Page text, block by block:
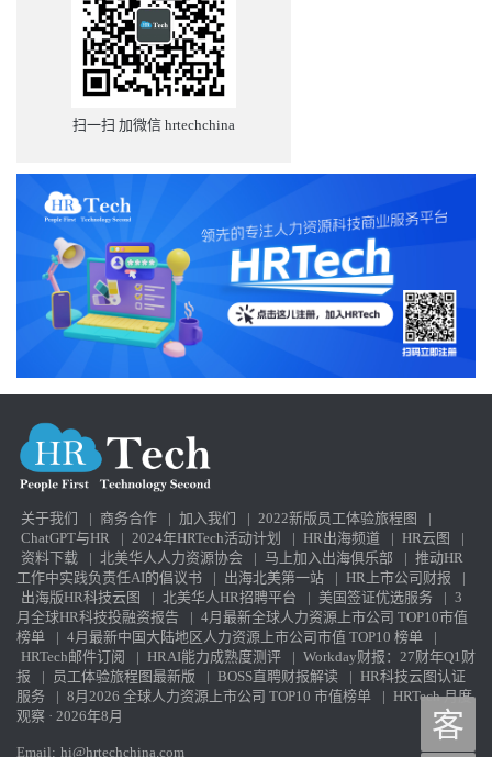
扫一扫 加微信 hrtechchina
关于我们 | 商务合作 | 加入我们 | 2022新版员工体验旅程图
|
ChatGPT与HR
| 2024年HRTech活动计划 | HR出海频道 | HR云图
|
资料下载
| 北美华人人力资源协会 | 马上加入出海俱乐部 | 推动HR
工作中实践负责任AI的倡议书
| 出海北美第一站 | HR上市公司财报
|
出海版HR科技云图
| 北美华人HR招聘平台 | 美国签证优选服务 | 3
月全球HR科技投融资报告
| 4月最新全球人力资源上市公司 TOP10市值
榜单
| 4月最新中国大陆地区人力资源上市公司市值 TOP10 榜单
|
HRTech邮件订阅
| HRAI能力成熟度测评 | Workday财报：27财年Q1财
报
| 员工体验旅程图最新版 | BOSS直聘财报解读 | HR科技云图认证
服务
| 8月2026 全球人力资源上市公司 TOP10 市值榜单 | HRTech 月度
观察 · 2026年8月
Email: hi@hrtechchina.com
客